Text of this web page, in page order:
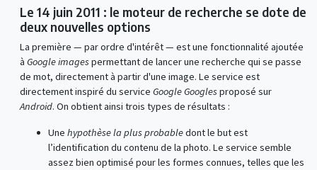
Le 14 juin 2011 : le moteur de recherche se dote de
deux nouvelles options
La première — par ordre d'intérêt — est une fonctionnalité ajoutée
à Google images permettant de lancer une recherche qui se passe
de mot, directement à partir d'une image. Le service est
directement inspiré du service Google Googles proposé sur
Android. On obtient ainsi trois types de résultats :
Une hypothèse la plus probabledont le but est
l’identification du contenu de la photo. Le service semble
assez bien optimisé pour les formes connues, telles que les